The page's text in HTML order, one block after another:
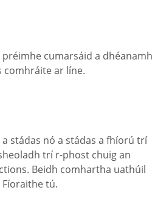
cumarsáid a dhéanamh
comhráite ar líne.
stádas nó a stádas a fhíorú trí
trí r-phost chuig an
Beidh comhartha uathúil
tú.